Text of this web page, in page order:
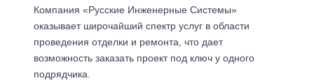
Компания «Русские Инженерные Системы»
оказывает широчайший спектр услуг в области
проведения отделки и ремонта, что дает
возможность заказать проект под ключ у одного
подрядчика.